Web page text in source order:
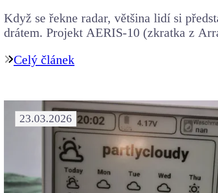
Když se řekne radar, většina lidí si
drátem. Projekt AERIS-10 (zkratka z
Celý článek
23.03.2026